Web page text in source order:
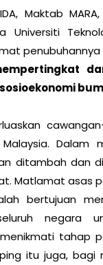
Maktab
Universiti
penubuhannya
Dalam
ditambah dan
Matlamat asas
bertujuan
negara
tahap
itu juga, bagi